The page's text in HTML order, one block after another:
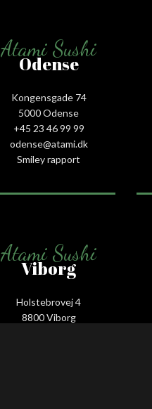
Atami Sushi
Odense
Kongensgade 74
5000 Odense
+45 23 46 99 99
odense@atami.dk
Smiley rapport
Atami Sushi
Viborg
Holstebrovej 4
8800 Viborg